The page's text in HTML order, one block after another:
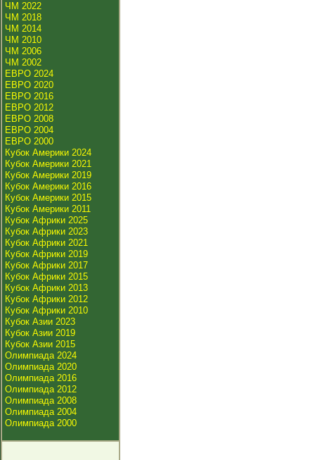
ЧМ 2022
ЧМ 2018
ЧМ 2014
ЧМ 2010
ЧМ 2006
ЧМ 2002
ЕВРО 2024
ЕВРО 2020
ЕВРО 2016
ЕВРО 2012
ЕВРО 2008
ЕВРО 2004
ЕВРО 2000
Кубок Америки 2024
Кубок Америки 2021
Кубок Америки 2019
Кубок Америки 2016
Кубок Америки 2015
Кубок Америки 2011
Кубок Африки 2025
Кубок Африки 2023
Кубок Африки 2021
Кубок Африки 2019
Кубок Африки 2017
Кубок Африки 2015
Кубок Африки 2013
Кубок Африки 2012
Кубок Африки 2010
Кубок Азии 2023
Кубок Азии 2019
Кубок Азии 2015
Олимпиада 2024
Олимпиада 2020
Олимпиада 2016
Олимпиада 2012
Олимпиада 2008
Олимпиада 2004
Олимпиада 2000